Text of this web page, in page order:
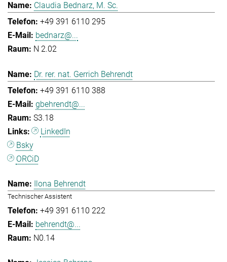
Claudia Bednarz, M. Sc.
+49 391 6110 295
bednarz@...
N 2.02
Dr. rer. nat. Gerrich Behrendt
+49 391 6110 388
gbehrendt@...
S3.18
LinkedIn
Bsky
ORCiD
Ilona Behrendt
Technischer Assistent
+49 391 6110 222
behrendt@...
N0.14